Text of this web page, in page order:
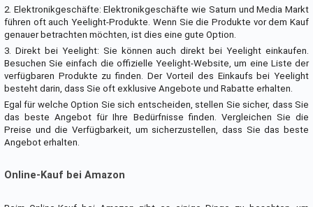
2. Elektronikgeschäfte: Elektronikgeschäfte wie Saturn und Media Markt
führen oft auch Yeelight-Produkte. Wenn Sie die Produkte vor dem Kauf
genauer betrachten möchten, ist dies eine gute Option.
3. Direkt bei Yeelight: Sie können auch direkt bei Yeelight einkaufen.
Besuchen Sie einfach die offizielle Yeelight-Website, um eine Liste der
verfügbaren Produkte zu finden. Der Vorteil des Einkaufs bei Yeelight
besteht darin, dass Sie oft exklusive Angebote und Rabatte erhalten.
Egal für welche Option Sie sich entscheiden, stellen Sie sicher, dass Sie
das beste Angebot für Ihre Bedürfnisse finden. Vergleichen Sie die
Preise und die Verfügbarkeit, um sicherzustellen, dass Sie das beste
Angebot erhalten.
Online-Kauf bei Amazon